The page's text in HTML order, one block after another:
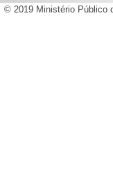
© 2019 Ministério Público